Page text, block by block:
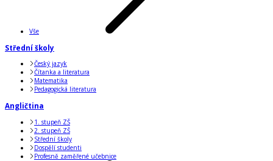
Vše
Střední školy
Český jazyk
Čítanka a literatura
Matematika
Pedagogická literatura
Angličtina
1. stupeň ZŠ
2. stupeň ZŠ
Střední školy
Dospělí studenti
Profesně zaměřené učebnice